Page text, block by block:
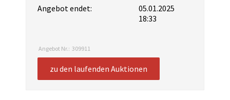
Angebot endet:
05.01.2025
18:33
Angebot Nr.: 309911
zu den laufenden Auktionen